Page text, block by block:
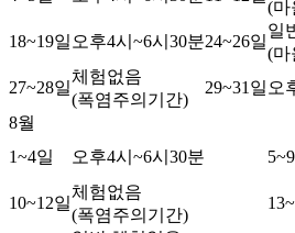
(마
18~19일오후4시~6시30분24~26일
일
(마
27~28일
체험없음
(폭염주의기간)
29~31일오
8월
1~4일
오후4시~6시30분
10~12일
체험없음
(폭염주의기간)